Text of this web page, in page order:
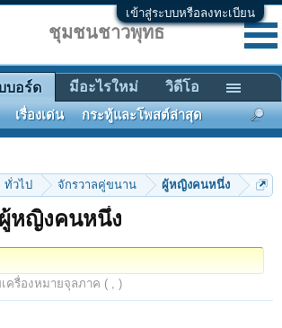
เข้าสู่ระบบหรือลงทะเบียน
ทั่วไป จักรวาลคู่ขนาน ผู้หญิงคนหนึ่ง
หญิงคนหนึ่ง
ครื่องหมายจุลภาค ( , )
ชุมชนชาวพุทธ
บอร์ด
เรื่องเด่น กระทู้และโพสต์ล่าสุด
มีอะไรใหม่ วิดีโอ